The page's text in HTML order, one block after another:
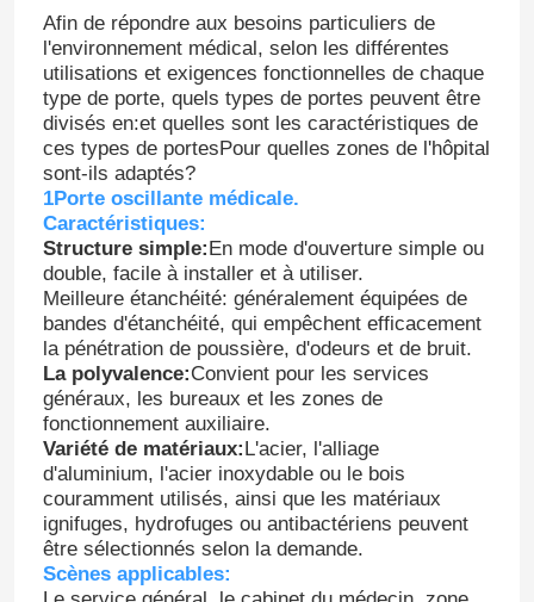
Afin de répondre aux besoins particuliers de
l'environnement médical, selon les différentes
utilisations et exigences fonctionnelles de chaque
type de porte, quels types de portes peuvent être
divisés en:et quelles sont les caractéristiques de
ces types de portesPour quelles zones de l'hôpital
sont-ils adaptés?
1Porte oscillante médicale.
Caractéristiques:
Structure simple:En mode d'ouverture simple ou
double, facile à installer et à utiliser.
Meilleure étanchéité: généralement équipées de
bandes d'étanchéité, qui empêchent efficacement
la pénétration de poussière, d'odeurs et de bruit.
La polyvalence:Convient pour les services
généraux, les bureaux et les zones de
fonctionnement auxiliaire.
Variété de matériaux:L'acier, l'alliage
d'aluminium, l'acier inoxydable ou le bois
couramment utilisés, ainsi que les matériaux
ignifuges, hydrofuges ou antibactériens peuvent
être sélectionnés selon la demande.
Scènes applicables: